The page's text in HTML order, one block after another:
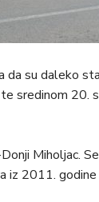
da su daleko
sredinom 20.
Miholjac.
iz 2011.